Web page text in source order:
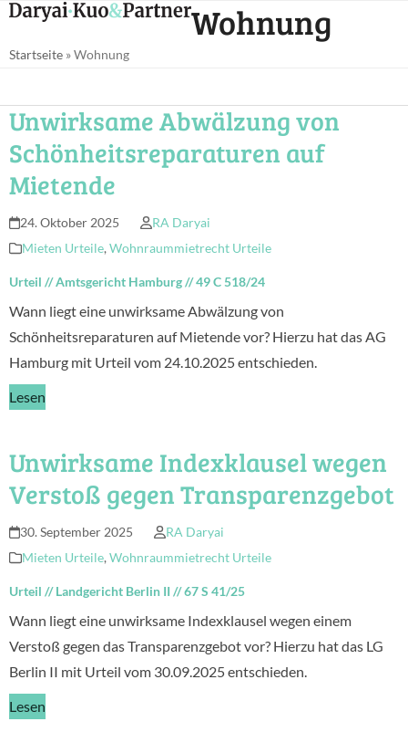
Skip
content
Open
menu
Close
menu
Wohnung
Startseite »Wohnung
Unwirksame Abwälzung von
Schönheitsreparaturen auf
Mietende
24. Oktober 2025
RA Daryai
Mieten Urteile, Wohnraummietrecht Urteile
Urteil //Amtsgericht Hamburg//49 C 518/24
Wann liegt eine unwirksame Abwälzung von
Schönheitsreparaturen auf Mietende vor? Hierzu hat das AG
Hamburg mit Urteil vom 24.10.2025 entschieden.
Lesen
Unwirksame Indexklausel wegen
Verstoß gegen Transparenzgebot
30. September 2025
RA Daryai
Mieten Urteile, Wohnraummietrecht Urteile
Urteil //Landgericht Berlin II //67 S 41/25
Wann liegt eine unwirksame Indexklausel wegen einem
Verstoß gegen das Transparenzgebot vor? Hierzu hat das LG
Berlin II mit Urteil vom 30.09.2025 entschieden.
Lesen